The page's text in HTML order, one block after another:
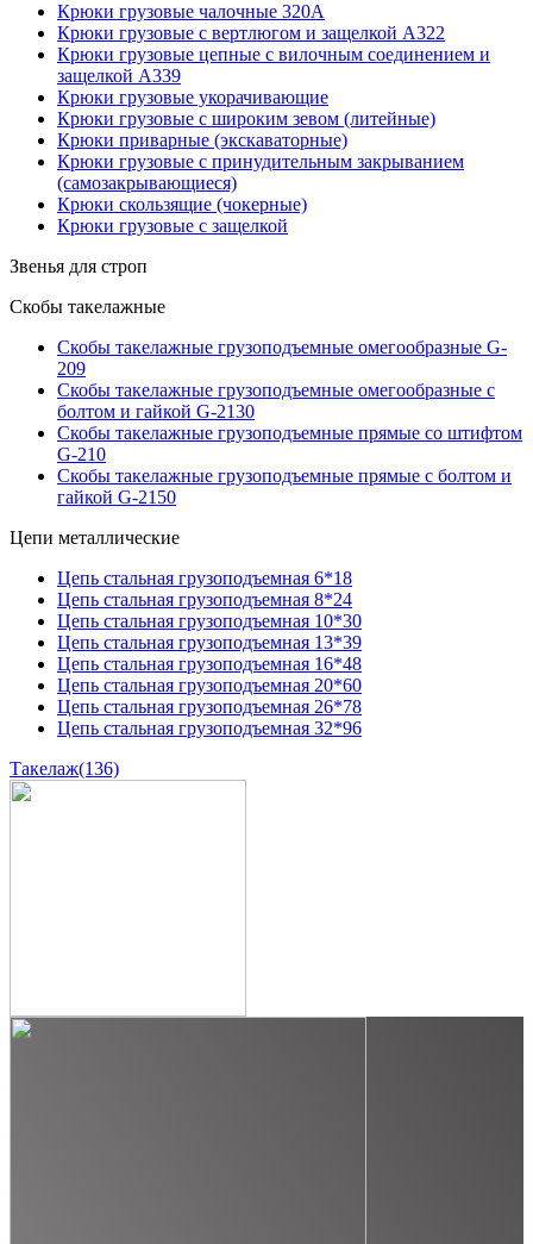
Крюки грузовые чалочные 320А
Крюки грузовые с вертлюгом и защелкой А322
Крюки грузовые цепные с вилочным соединением и
защелкой А339
Крюки грузовые укорачивающие
Крюки грузовые с широким зевом (литейные)
Крюки приварные (экскаваторные)
Крюки грузовые с принудительным закрыванием
(самозакрывающиеся)
Крюки скользящие (чокерные)
Крюки грузовые с защелкой
Звенья для строп
Скобы такелажные
Скобы такелажные грузоподъемные омегообразные G-
209
Скобы такелажные грузоподъемные омегообразные с
болтом и гайкой G-2130
Скобы такелажные грузоподъемные прямые со штифтом
G-210
Скобы такелажные грузоподъемные прямые с болтом и
гайкой G-2150
Цепи металлические
Цепь стальная грузоподъемная 6*18
Цепь стальная грузоподъемная 8*24
Цепь стальная грузоподъемная 10*30
Цепь стальная грузоподъемная 13*39
Цепь стальная грузоподъемная 16*48
Цепь стальная грузоподъемная 20*60
Цепь стальная грузоподъемная 26*78
Цепь стальная грузоподъемная 32*96
Такелаж(136)